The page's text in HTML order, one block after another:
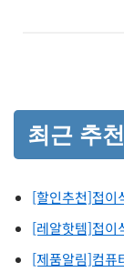
최근 추
[할인추천]접이
[레알핫템]접이
[제품알림]컴퓨